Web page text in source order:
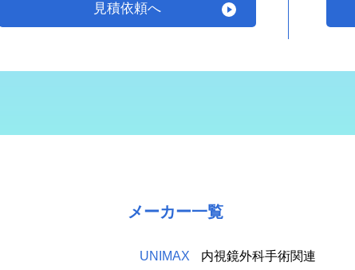
見積依頼へ
メーカー一覧
UNIMAX 内視鏡外科手術関連